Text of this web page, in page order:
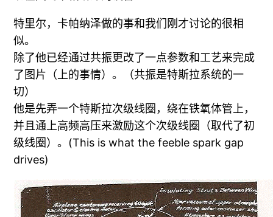
特里尔，卡帕纳泽做的事和我们刚才讨论的很相
似。
除了他已经通过共振更改了一点参数和工艺来完成
了图片（上的事情）。（共振是特斯拉系统的一
切）
他是先弄一个特斯拉次级线圈，绕在铁氧体管上，
并且通上高频高压来激励这个次级线圈（取代了初
级线圈）。(This is what the feeble spark gap
drives)